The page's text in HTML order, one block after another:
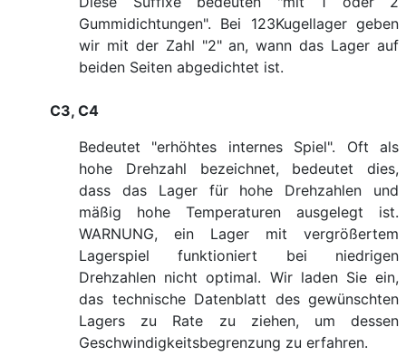
Gummidichtungen". Bei 123Kugellager geben
wir mit der Zahl "2" an, wann das Lager auf
beiden Seiten abgedichtet ist.
C3, C4
Bedeutet "erhöhtes internes Spiel". Oft als
hohe Drehzahl bezeichnet, bedeutet dies,
dass das Lager für hohe Drehzahlen und
mäßig hohe Temperaturen ausgelegt ist.
WARNUNG, ein Lager mit vergrößertem
Lagerspiel funktioniert bei niedrigen
Drehzahlen nicht optimal. Wir laden Sie ein,
das technische Datenblatt des gewünschten
Lagers zu Rate zu ziehen, um dessen
Geschwindigkeitsbegrenzung zu erfahren.